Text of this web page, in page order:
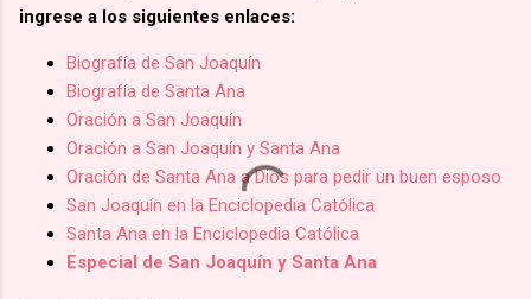
ingrese a los siguientes enlaces:
Biografía de San Joaquín
Biografía de Santa Ana
Oración a San Joaquín
Oración a San Joaquín y Santa Ana
Oración de Santa Ana a Dios para pedir un buen esposo
San Joaquín en la Enciclopedia Católica
Santa Ana en la Enciclopedia Católica
Especial de San Joaquín y Santa Ana